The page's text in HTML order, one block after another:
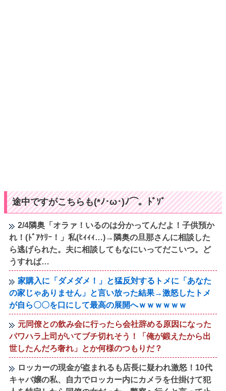
途中ですがこちらも(*ﾉ･ω･)ﾉ⌒。ﾄﾞｿﾞ
2/4隣奥「オラァ！いるのは分かってんだよ！子供預か
れ！(ﾄﾞｱｹﾘｰ！」私(ﾋｨｨｨ…)→隣奥の旦那さんに相談した
ら逃げられた。夫に相談してもなにいってだこいつ。ど
うすれば…
家購入に「ダメダメ！」と猛反対するトメに「あなた
の家じゃありません」と言い放った結果→激怒したトメ
が自ら〇〇を口にして最高の展開へｗｗｗｗｗｗ
元同僚との飲み会に行ったら会社辞める原因になった
パワハラ上司がいてブチ切れそう！「俺が鍛えたから出
世したんだろ奢れ」とか何様のつもりだ？
ロッカーの現金が盗まれるも店長に疑われ激怒！10代
キャバ嬢の私、自力でロッカー内にカメラを仕掛けて犯